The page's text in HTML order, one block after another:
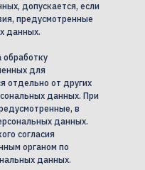
допускается, если
предусмотренные
данных.
обработку
для
отдельно от других
данных. При
в
данных.
согласия
органом по
данных.